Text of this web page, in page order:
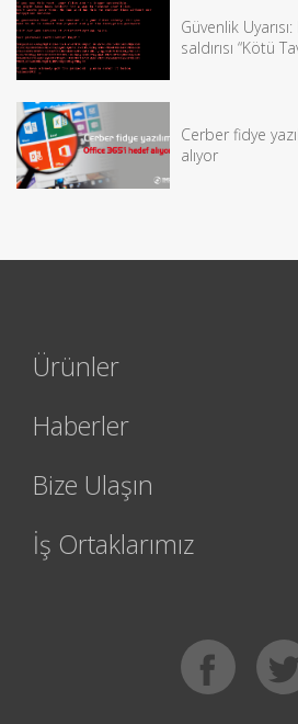
Güvenlik
saldırısı “Kötü
Cerber fidye
alıyor
Ürünler
Haberler
Bize Ulaşın
İş Ortaklarımız